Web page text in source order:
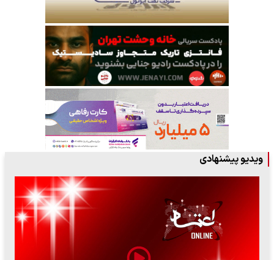
ویدیو پیشنهادی